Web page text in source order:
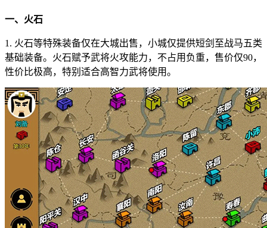
一、火石
1. 火石等特殊装备仅在大城出售，小城仅提供短剑至战马五类
基础装备。火石赋予武将火攻能力，不占用负重，售价仅90，
性价比极高，特别适合高智力武将使用。